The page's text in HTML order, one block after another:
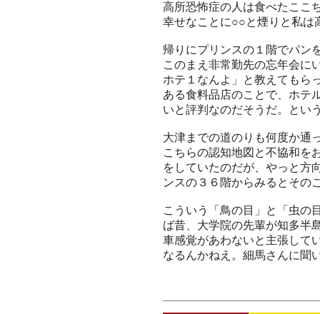
高所恐怖症の人は食べたここ
幸せなことに○○と煙りと私は
帰りにプリンスの１階でパン
このまえ非常勤先の忘年会に
ホテ１なんよ」と教えてもら
ある食料品店のことで、ホテ
いと評判なのだそうだ。とい
大津までの道のりも何度か通
こちらの認知地図と不協和を
をしていたのだが、やっと方
ンスの３６階からみるとその
こういう「鳥の目」と「虫の
ば昔、大学院の先輩が知多半
車感覚があわないと主張して
なるんかねえ。細馬さんに聞